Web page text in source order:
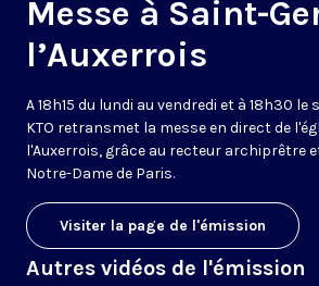
Messe à Saint-
l’Auxerrois
A 18h15 du lundi au vendredi et à 18h30
KTO retransmet la messe en direct de
l'Auxerrois, grâce au recteur archiprêtre
Notre-Dame de Paris.
Visiter la page de l'émission
Autres vidéos de l'émission